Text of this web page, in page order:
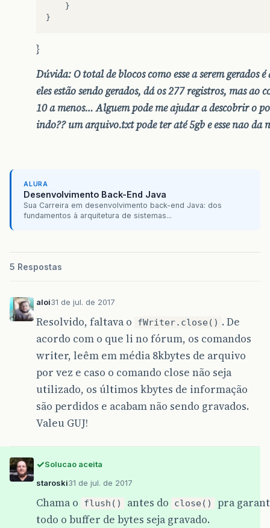
}
}
}
Dúvida: O total de blocos como esse a serem gerados
eles estão sendo gerados, dá os 277 registros, mas
10 a menos… Alguem pode me ajudar a descobrir o
indo?? um arquivo.txt pode ter até 5gb e esse nao da
ALURA
Desenvolvimento Back-End Java
Sua Carreira em desenvolvimento back-end Java: dos
fundamentos à arquitetura de sistemas...
5 Respostas
aloi31 de jul. de 2017
Resolvido, faltava o fWriter.close() . De
acordo com o que li no fórum, os comandos
writer, leêm em média 8kbytes de arquivo
por vez e caso o comando close não seja
utilizado, os últimos kbytes de informação
são perdidos e acabam não sendo gravados.
Valeu GUJ!
Solucao aceita
staroski31 de jul. de 2017
Chama o flush() antes do close()
pra
todo o buffer de bytes seja gravado.